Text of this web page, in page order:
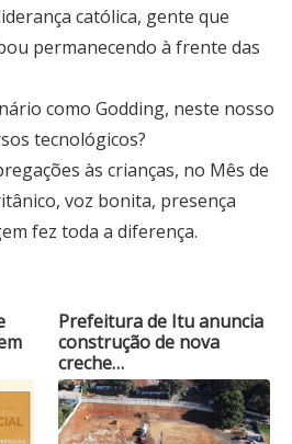
católica, gente que
permanecendo à frente das
como Godding, neste nosso
tecnológicos?
às crianças, no Mês de
voz bonita, presença
fez toda a diferença.
Prefeitura de Itu anuncia
construção de nova
creche…